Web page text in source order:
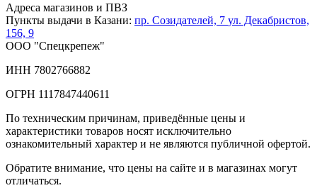
Адреса магазинов и ПВЗ
Пункты выдачи в Казани: пр. Созидателей, 7 ул. Декабристов,
156, 9
ООО "Спецкрепеж"
ИНН 7802766882
ОГРН 1117847440611
По техническим причинам, приведённые цены и
характеристики товаров носят исключительно
ознакомительный характер и не являются публичной офертой.
Обратите внимание, что цены на сайте и в магазинах могут
отличаться.